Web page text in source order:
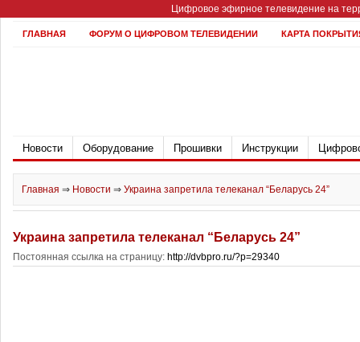
Цифровое эфирное телевидение на
ГЛАВНАЯ ФОРУМ О ЦИФРОВОМ ТЕЛЕВИДЕНИИ КАРТА
Новости Оборудование Прошивки Инструкции
Главная ⇒ Новости ⇒ Украина запретила телеканал “Беларусь 24”
Украина запретила телеканал “Беларусь 24”
Постоянная ссылка на страницу: http://dvbpro.ru/?p=29340